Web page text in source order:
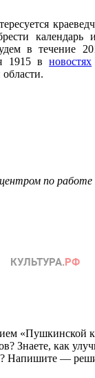
календарь
в течение
1915 вновостях
по
«Пушкинской
Знаете, как
Напишите —